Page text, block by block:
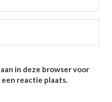
in deze browser voor
reactie plaats.